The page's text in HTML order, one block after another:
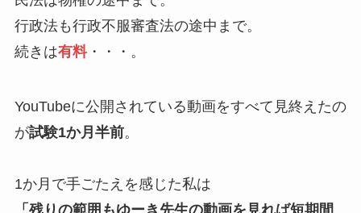
行政法も行政不服審査法の途中まで。
続きは有料・・・。
YouTubeに公開されている動画をすべて見終えたの
が試験1か月半前。
1か月で手ごたえを感じた私は